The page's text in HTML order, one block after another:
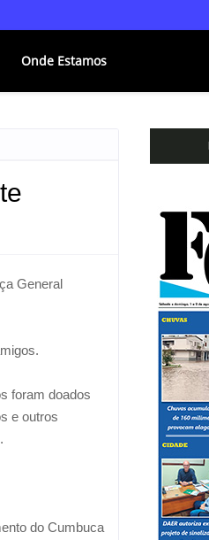
Onde Estamos
General
foram doados
e outros
do Cumbuca